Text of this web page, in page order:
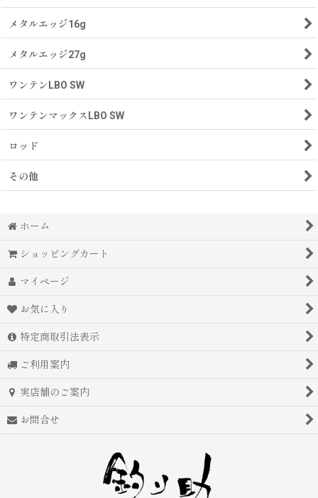
メタルエッジ16g
メタルエッジ27g
ワンテンLBO SW
ワンテンマックスLBO SW
ロッド
その他
ホーム
ショッピングカート
マイページ
お気に入り
特定商取引法表示
ご利用案内
実店舗のご案内
お問合せ